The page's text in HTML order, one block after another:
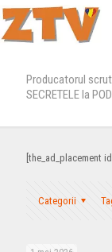
Producatorul
SECRETELE la
[the_ad_placement
Categorii